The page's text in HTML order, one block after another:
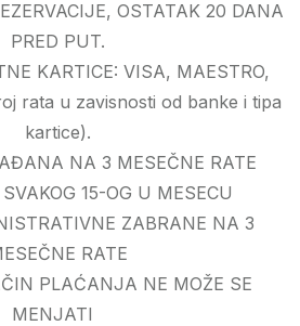
OSTATAK 20 DANA
PRED PUT.
KARTICE: VISA, MAESTRO,
rata u zavisnosti od banke i tipa
kartice).
NA 3 MESEČNE RATE
15-OG U MESECU
ZABRANE NA 3
RATE
PLAĆANJA NE MOŽE SE
MENJATI